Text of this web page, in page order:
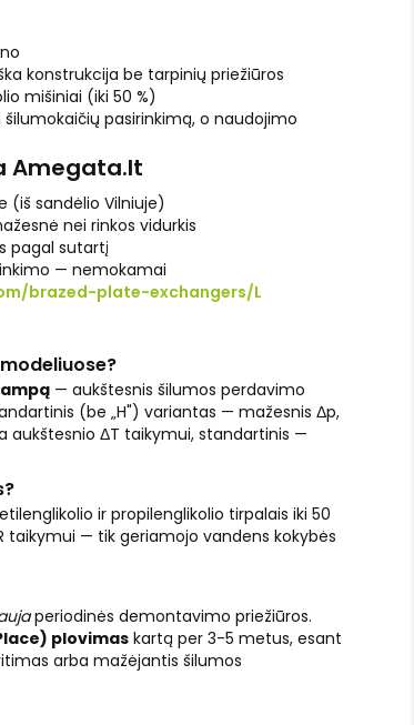
konstrukcija be tarpinių priežiūros
mišiniai (iki 50 %)
pasirinkimą, o naudojimo
Amegata.lt
(iš sandėlio Vilniuje)
nei rinkos vidurkis
pagal sutartį
— nemokamai
brazed-plate-exchangers/L
— aukštesnis šilumos perdavimo
(be „H") variantas — mažesnis Δp,
aukštesnio ΔT taikymui, standartinis —
ir propilenglikolio tirpalais iki 50
taikymui — tik geriamojo vandens kokybės
periodinės demontavimo priežiūros.
plovimaskartą per 3-5 metus, esant
arba mažėjantis šilumos